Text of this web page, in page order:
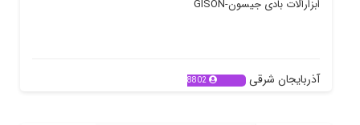
ابزارآلات بادی جیسون-GISON
آذربایجان شرقی 8802